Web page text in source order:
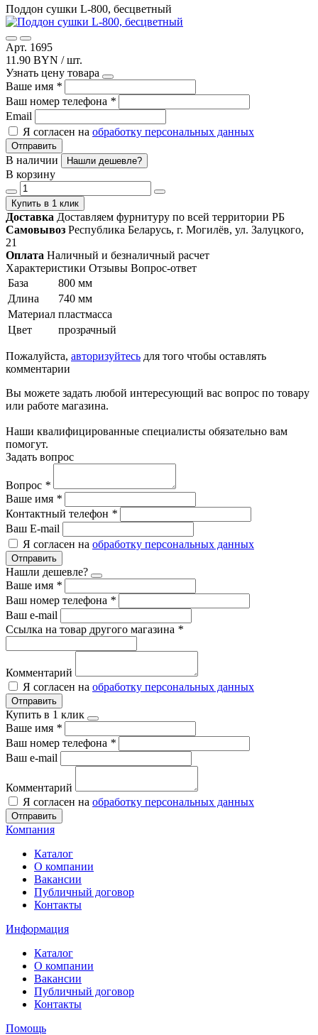
Поддон сушки L-800, бесцветный
Арт. 1695
11.90 BYN / шт.
Узнать цену товара
Ваше имя *
Ваш номер телефона *
Email
Я согласен на обработку персональных данных
Отправить
В наличии Нашли дешевле?
В корзину
Купить в 1 клик
Доставка Доставляем фурнитуру по всей территории РБ
Самовывоз Республика Беларусь, г. Могилёв, ул. Залуцкого,
21
Оплата Наличный и безналичный расчет
Характеристики Отзывы Вопрос-ответ
База
800 мм
Длина
740 мм
Материал пластмасса
Цвет
прозрачный
Пожалуйста, авторизуйтесь для того чтобы оставлять
комментарии
Вы можете задать любой интересующий вас вопрос по товару
или работе магазина.
Наши квалифицированные специалисты обязательно вам
помогут.
Задать вопрос
Вопрос *
Ваше имя *
Контактный телефон *
Ваш E-mail
Я согласен на обработку персональных данных
Отправить
Нашли дешевле?
Ваше имя *
Ваш номер телефона *
Ваш e-mail
Ссылка на товар другого магазина *
Комментарий
Я согласен на обработку персональных данных
Отправить
Купить в 1 клик
Ваше имя *
Ваш номер телефона *
Ваш e-mail
Комментарий
Я согласен на обработку персональных данных
Отправить
Компания
Каталог
О компании
Вакансии
Публичный договор
Контакты
Информация
Каталог
О компании
Вакансии
Публичный договор
Контакты
Помощь